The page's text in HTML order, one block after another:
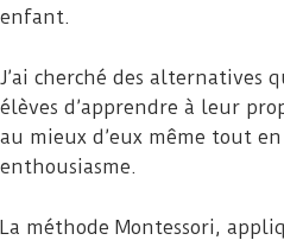
enfant.
J’ai cherché des alternatives
élèves d’apprendre à leur
au mieux d’eux même tout
enthousiasme.
La méthode Montessori,